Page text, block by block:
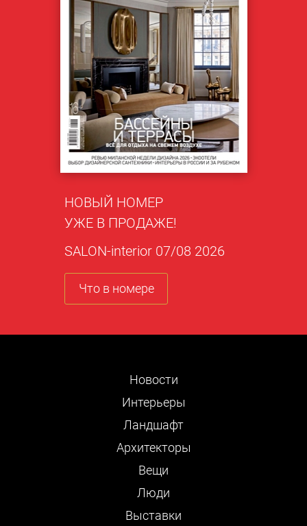
НОВЫЙ НОМЕР
УЖЕ В ПРОДАЖЕ!
SALON-interior 07/08 2026
Что в номере
Новости
Интерьеры
Ландшафт
Архитекторы
Вещи
Люди
Выставки